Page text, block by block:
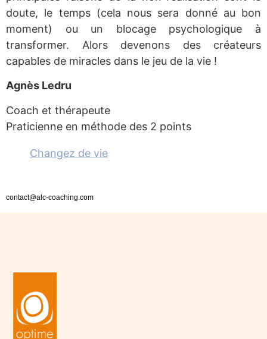
doute, le temps (cela nous sera donné au bon
moment) ou un blocage psychologique à
transformer. Alors devenons des créateurs
capables de miracles dans le jeu de la vie !
Agnès Ledru
Coach et thérapeute
Praticienne en méthode des 2 points
Changez de vie
contact@alc-coaching.com